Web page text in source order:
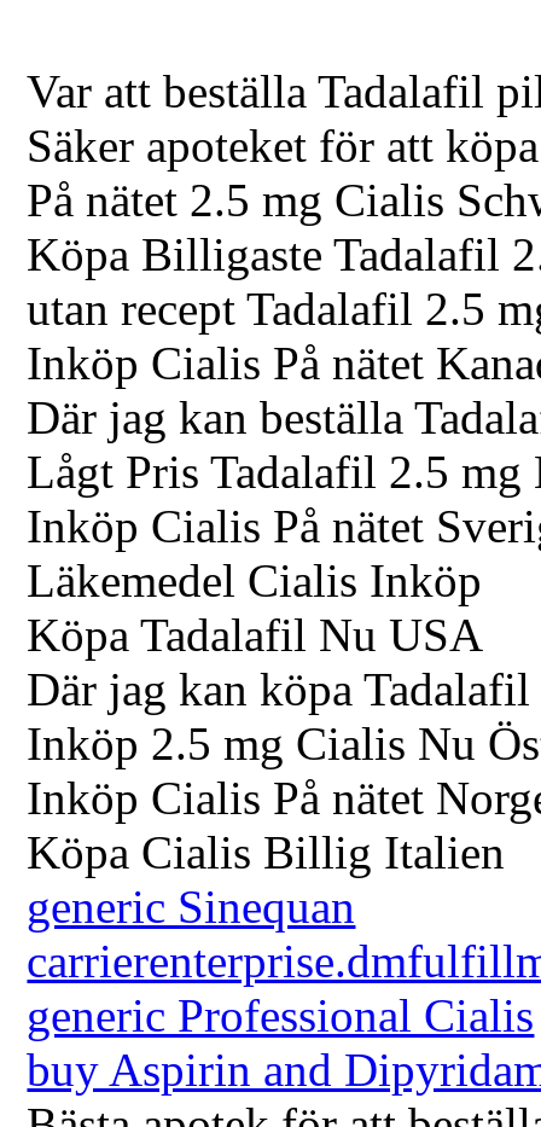
Var att beställa Tadalafil
Säker apoteket för att
På nätet 2.5 mg Cialis
Köpa Billigaste Tadalafil
utan recept Tadalafil 2.5
Inköp Cialis På nätet
Där jag kan beställa
Lågt Pris Tadalafil 2.5 mg
Inköp Cialis På nätet
Läkemedel Cialis Inköp
Köpa Tadalafil Nu USA
Där jag kan köpa
Inköp 2.5 mg Cialis Nu
Inköp Cialis På nätet
Köpa Cialis Billig Italien
generic Sinequan
generic Professional Cialis
buy Aspirin and